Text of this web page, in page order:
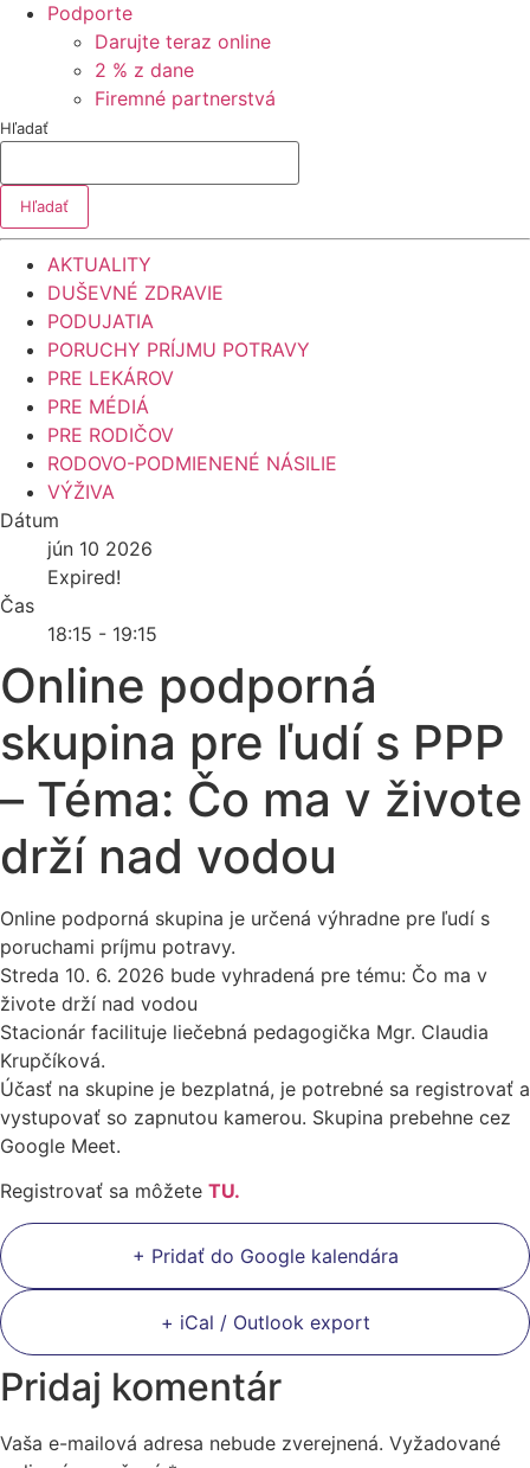
Podporte
Darujte teraz online
2 % z dane
Firemné partnerstvá
Hľadať
Hľadať
AKTUALITY
DUŠEVNÉ ZDRAVIE
PODUJATIA
PORUCHY PRÍJMU POTRAVY
PRE LEKÁROV
PRE MÉDIÁ
PRE RODIČOV
RODOVO-PODMIENENÉ NÁSILIE
VÝŽIVA
Dátum
jún 10 2026
Expired!
Čas
18:15 - 19:15
Online podporná
skupina pre ľudí s PPP
– Téma: Čo ma v živote
drží nad vodou
Online podporná skupina je určená výhradne pre ľudí s
poruchami príjmu potravy.
Streda 10. 6. 2026 bude vyhradená pre tému: Čo ma v
živote drží nad vodou
Stacionár facilituje liečebná pedagogička Mgr. Claudia
Krupčíková.
Účasť na skupine je bezplatná, je potrebné sa registrovať a
vystupovať so zapnutou kamerou. Skupina prebehne cez
Google Meet.
Registrovať sa môžete TU.
+ Pridať do Google kalendára
+ iCal / Outlook export
Pridaj komentár
Vaša e-mailová adresa nebude zverejnená. Vyžadované